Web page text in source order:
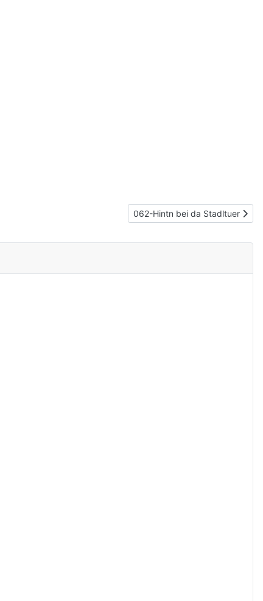
Nächster Beitrag: 062-Hintn bei
062-Hintn bei da Stadltuer